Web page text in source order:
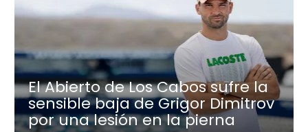
El Abierto de Los Cabos sufre la
sensible baja de Grigor Dimitrov
por una lesión en la pierna